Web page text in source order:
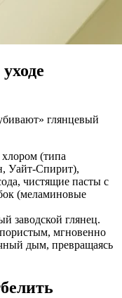
глянцевый
хлором (типа
Уайт-Спирит),
чистящие пасты с
(меламиновые
заводской глянец.
мгновенно
дым, превращаясь